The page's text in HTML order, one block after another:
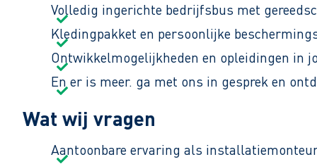
Volledig ingerichte bedrijfsbus met
Kledingpakket en persoonlijke
Ontwikkelmogelijkheden en opleidingen in
En er is meer. ga met ons in gesprek en
Wat wij vragen
Aantoonbare ervaring als